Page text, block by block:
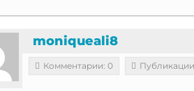
moniqueali8
Комментарии: 0